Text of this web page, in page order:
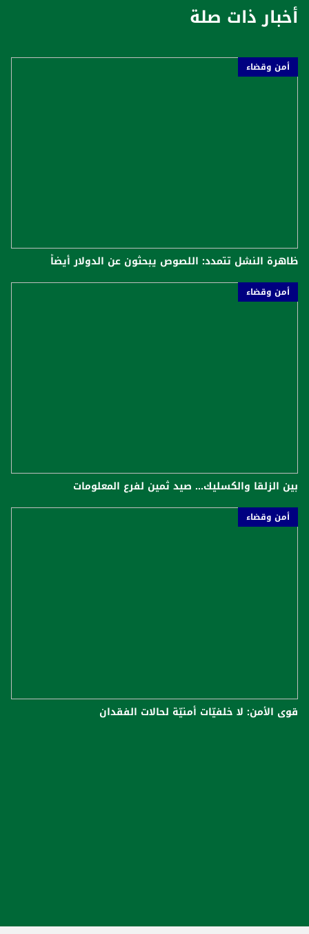
أخبار ذات صلة
أمن وقضاء
ظاهرة النشل تتمدد: اللصوص يبحثون عن الدولار أيضاً
أمن وقضاء
بين الزلقا والكسليك... صيد ثمين لفرع المعلومات
أمن وقضاء
قوى الأمن: لا خلفيّات أمنيّة لحالات الفقدان